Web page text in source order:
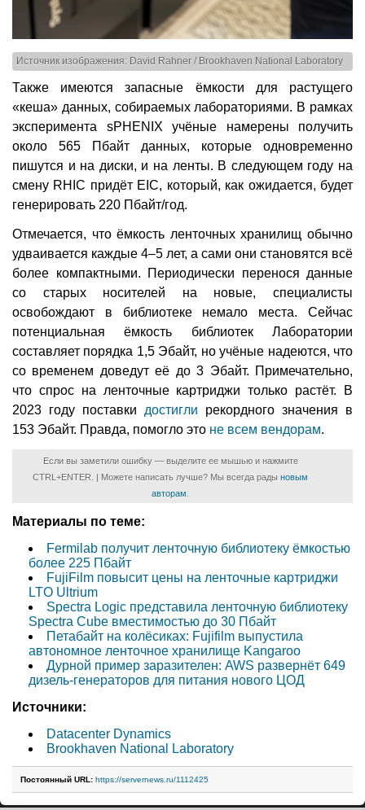
Источник изображения: David Rahner / Brookhaven National Laboratory
Также имеются запасные ёмкости для растущего
«кеша» данных, собираемых лабораториями. В рамках
эксперимента sPHENIX учёные намерены получить
около 565 Пбайт данных, которые одновременно
пишутся и на диски, и на ленты. В следующем году на
смену RHIC придёт EIC, который, как ожидается, будет
генерировать 220 Пбайт/год.
Отмечается, что ёмкость ленточных хранилищ обычно
удваивается каждые 4–5 лет, а сами они становятся всё
более компактными. Периодически перенося данные
со старых носителей на новые, специалисты
освобождают в библиотеке немало места. Сейчас
потенциальная ёмкость библиотек Лаборатории
составляет порядка 1,5 Эбайт, но учёные надеются, что
со временем доведут её до 3 Эбайт. Примечательно,
что спрос на ленточные картриджи только растёт. В
2023 году поставки достигли рекордного значения в
153 Эбайт. Правда, помогло это не всем вендорам.
Если вы заметили ошибку — выделите ее мышью и нажмите
CTRL+ENTER. | Можете написать лучше? Мы всегда рады новым
авторам
Материалы по теме:
Fermilab получит ленточную библиотеку ёмкостью
более 225 Пбайт
FujiFilm повысит цены на ленточные картриджи
LTO Ultrium
Spectra Logic представила ленточную библиотеку
Spectra Cube вместимостью до 30 Пбайт
Петабайт на колёсиках: Fujifilm выпустила
автономное ленточное хранилище Kangaroo
Дурной пример заразителен: AWS развернёт 649
дизель-генераторов для питания нового ЦОД
Источники:
Datacenter Dynamics
Brookhaven National Laboratory
Постоянный URL: https://servernews.ru/1112425